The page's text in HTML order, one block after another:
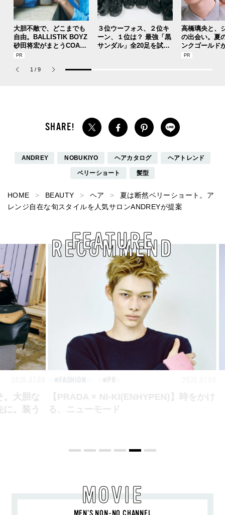
大胆不敵で、どこまでも
自由。BALLISTIK BOYZ
砂田将宏がまとうCOACH
の新作フレグランス「コ
パルファム」
３位ウーフォス、２位キ
ーン、１位は？ 最強「黒
サンダル」全20足を試着
高橋璃央と、
の出会い。夏
ンクゴールド
SUMMER
1 / 9
ANDREY NOBUKIYO ヘアカタログ ヘアトレンド
ベリーショート 髪型
HOME BEAUTY ヘア
夏は断然ベリーショート。ア
レンジ自在な旬スタイルを人気サロンANDREYが提案
RECOMMEND
FEATURE
FASHION
【PRADA × NI-KI(ENHYPEN)】時をかけ
る、ニューモード
MOVIE